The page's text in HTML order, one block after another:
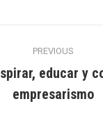
PREVIOUS
Previous
post:
educar y
empresarismo